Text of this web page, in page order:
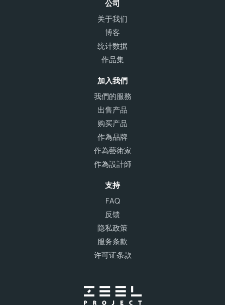
公司
关于我们
博客
统计数据
作品集
加入我們
我們的服務
出售产品
购买产品
作為品牌
作為藝術家
作為設計師
支持
FAQ
反馈
隐私政策
服务条款
许可证条款